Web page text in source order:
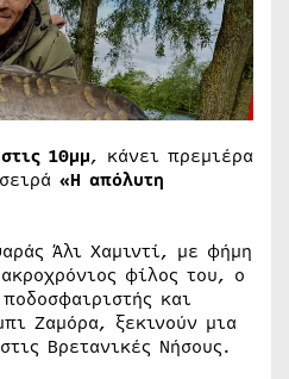
10μμ, κάνει πρεμιέρα
«Η απόλυτη
Άλι Χαμιντί, με φήμη
φίλος του, ο
και
Ζαμόρα, ξεκινούν μια
Βρετανικές Νήσους.